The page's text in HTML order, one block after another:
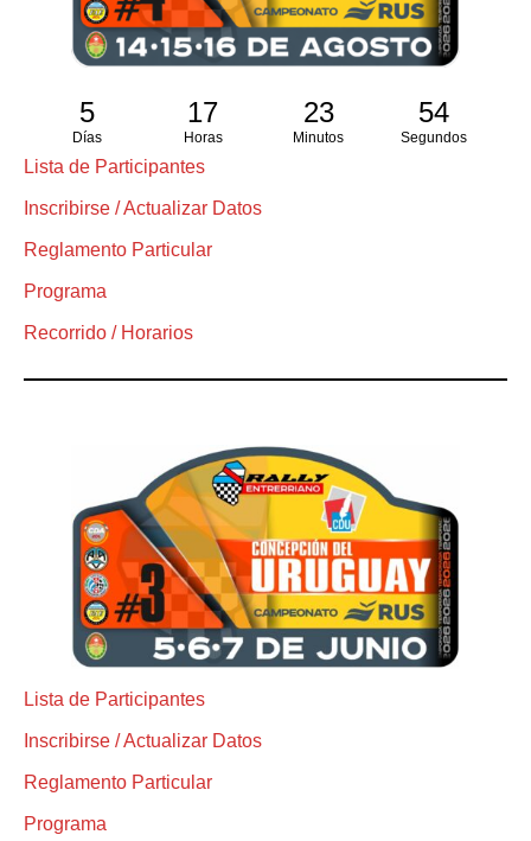
5
Días
17
Horas
23
Minutos
54
Segundos
Lista de Participantes
Inscribirse / Actualizar Datos
Reglamento Particular
Programa
Recorrido / Horarios
Lista de Participantes
Inscribirse / Actualizar Datos
Reglamento Particular
Programa